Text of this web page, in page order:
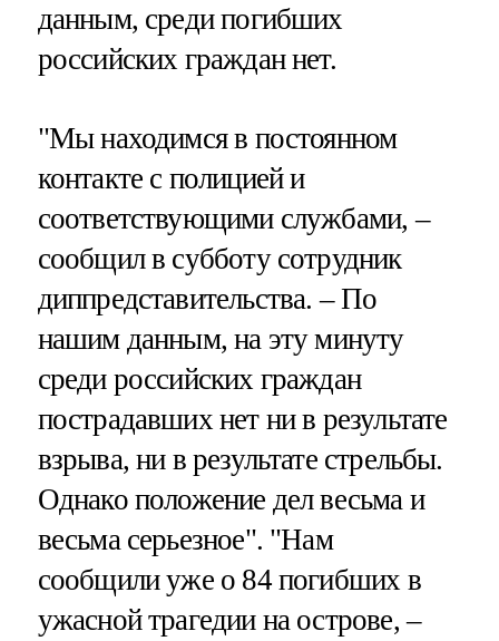
данным, среди погибших
российских граждан нет.
"Мы находимся в постоянном
контакте с полицией и
соответствующими службами, –
сообщил в субботу сотрудник
диппредставительства. – По
нашим данным, на эту минуту
среди российских граждан
пострадавших нет ни в результате
взрыва, ни в результате стрельбы.
Однако положение дел весьма и
весьма серьезное". "Нам
сообщили уже о 84 погибших в
ужасной трагедии на острове, –